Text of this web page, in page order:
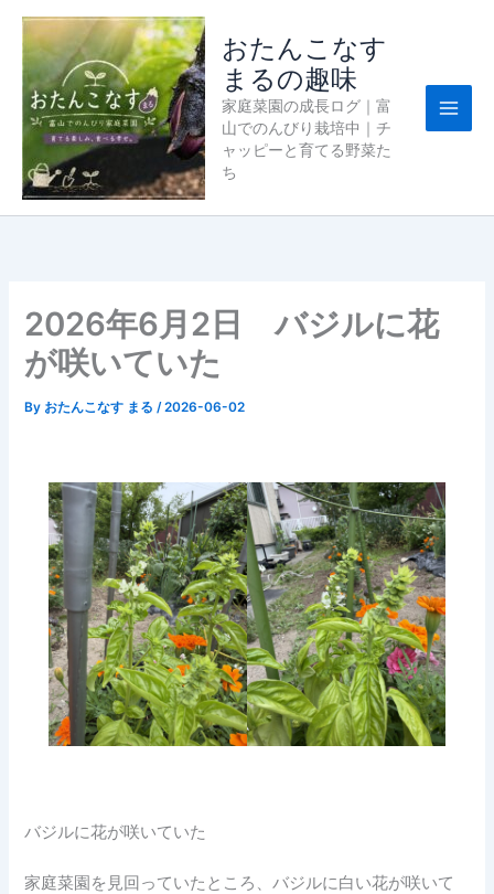
おたんこなす
まるの趣味
家庭菜園の成長ログ｜富
山でのんびり栽培中｜チ
ャッピーと育てる野菜た
ち
2026年6月2日 バジルに花
が咲いていた
By おたんこなす まる/2026-06-02
バジルに花が咲いていた
家庭菜園を見回っていたところ、バジルに白い花が咲いて